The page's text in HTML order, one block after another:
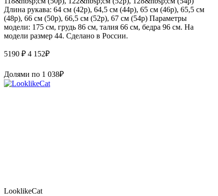
Длина рукава: 64 см (42р), 64,5 см (44р), 65 см (46р), 65,5 см
(48р), 66 см (50р), 66,5 см (52р), 67 см (54р) Параметры
модели: 175 см, грудь 86 см, талия 66 см, бедра 96 см. На
модели размер 44. Сделано в России.
5190 ₽ 4 152₽
Долями по 1 038₽
LooklikeCat